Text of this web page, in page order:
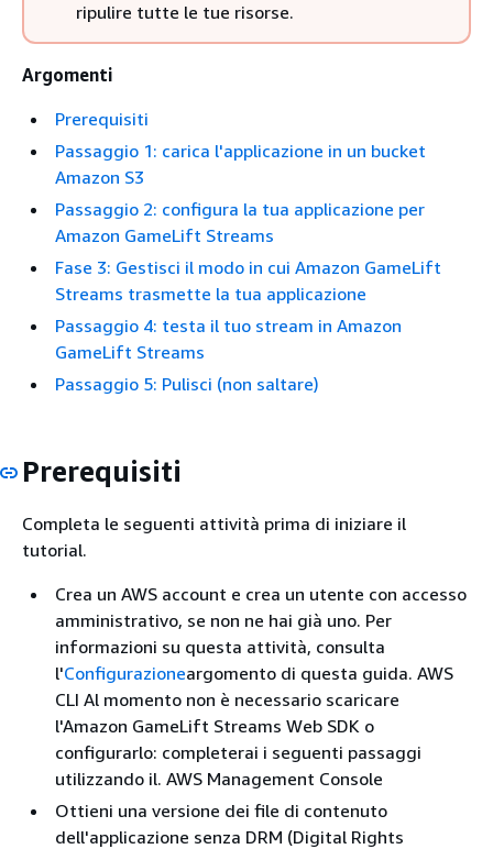
ripulire tutte le tue risorse.
Argomenti
Prerequisiti
Passaggio 1: carica l'applicazione in un bucket
Amazon S3
Passaggio 2: configura la tua applicazione per
Amazon GameLift Streams
Fase 3: Gestisci il modo in cui Amazon GameLift
Streams trasmette la tua applicazione
Passaggio 4: testa il tuo stream in Amazon
GameLift Streams
Passaggio 5: Pulisci (non saltare)
Prerequisiti
Completa le seguenti attività prima di iniziare il
tutorial.
Crea un AWS account e crea un utente con accesso
amministrativo, se non ne hai già uno. Per
informazioni su questa attività, consulta
l'Configurazioneargomento di questa guida. AWS
CLI Al momento non è necessario scaricare
l'Amazon GameLift Streams Web SDK o
configurarlo: completerai i seguenti passaggi
utilizzando il. AWS Management Console
Ottieni una versione dei file di contenuto
dell'applicazione senza DRM (Digital Rights